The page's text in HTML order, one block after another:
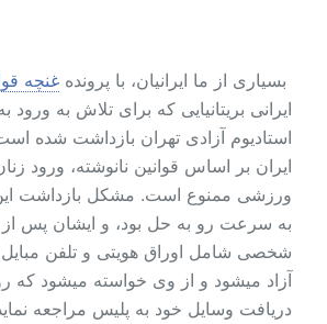
بسیاری از ما ایرانیان، با پرونده غنچه
ایرانی بریتانیایی که برای تلاش به ورود
استادیوم آزادی تهران بازداشت شده
ایران بر اساس قوانین نانوشته، ورود
ورزشی ممنوع است. مشکل بازداشت این
به سرعت رو به حل بود، و ایشان پس
شخصی شامل اوراق هویتی و تلفن مبایل
آزاد میشود و از وی خواسته میشود که
دریافت وسایل خود به پلیس مراجعه